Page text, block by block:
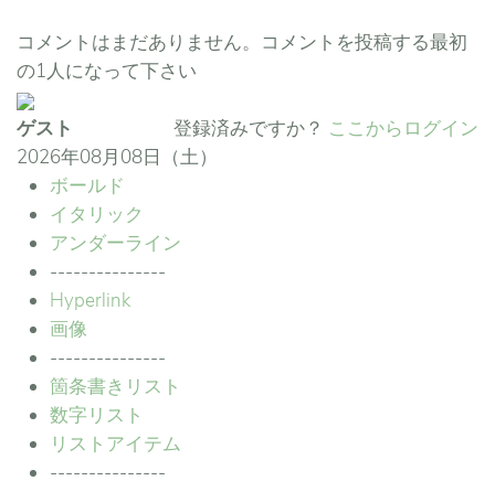
コメントはまだありません。コメントを投稿する最初
の1人になって下さい
登録済みですか？ ここからログイン
ゲスト
2026年08月08日（土）
ボールド
イタリック
アンダーライン
---------------
Hyperlink
画像
---------------
箇条書きリスト
数字リスト
リストアイテム
---------------